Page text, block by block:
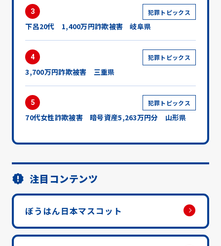
3 犯罪トピックス
下呂20代 1,400万円詐欺被害 岐阜県
4 犯罪トピックス
3,700万円詐欺被害 三重県
5 犯罪トピックス
70代女性詐欺被害 暗号資産5,263万円分 山形県
注目コンテンツ
ぼうはん日本マスコット